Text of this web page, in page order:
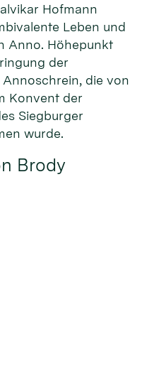
Hofmann
Leben und
Anno. Höhepunkt
der
die von
Konvent der
Siegburger
wurde.
Brody